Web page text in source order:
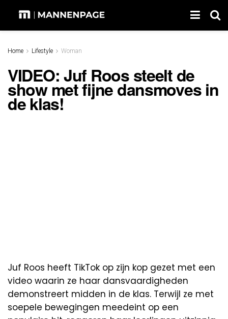
Home Lifestyle Woman
VIDEO: Juf Roos steelt de
show met fijne dansmoves in
de klas!
Juf Roos heeft TikTok op zijn kop gezet met een
video waarin ze haar dansvaardigheden
demonstreert midden in de klas. Terwijl ze met
soepele bewegingen meedeint op een